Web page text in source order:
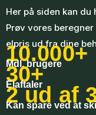
Her på siden kan
Prøv vores
elpris ud fra dine
10.000+
Mdl. brugere
30+
Elaftaler
2 ud af
Kan spare ved at